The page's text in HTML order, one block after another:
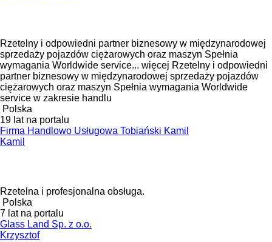
Rzetelny i odpowiedni partner biznesowy w międzynarodowej
sprzedaży pojazdów ciężarowych oraz maszyn Spełnia
wymagania Worldwide service... więcej Rzetelny i odpowiedni
partner biznesowy w międzynarodowej sprzedaży pojazdów
ciężarowych oraz maszyn Spełnia wymagania Worldwide
service w zakresie handlu
Polska
19 lat na portalu
Firma Handlowo Usługowa Tobiański Kamil
Kamil
Rzetelna i profesjonalna obsługa.
Polska
7 lat na portalu
Glass Land Sp. z o.o.
Krzysztof